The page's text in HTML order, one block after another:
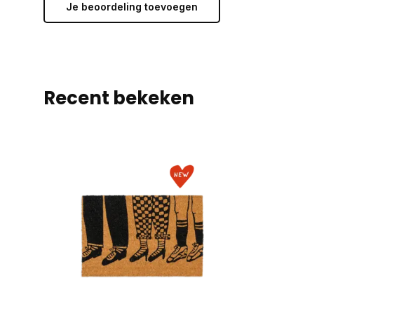
Je beoordeling toevoegen
Recent bekeken